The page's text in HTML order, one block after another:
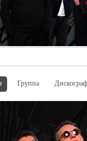
Группа